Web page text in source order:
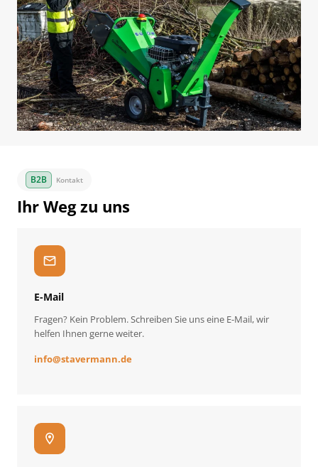
Kontakt
Ihr Weg zu uns
mail
E-Mail
Fragen? Kein Problem. Schreiben Sie uns eine E-Mail, wir
helfen Ihnen gerne weiter.
info@stavermann.de
location_on